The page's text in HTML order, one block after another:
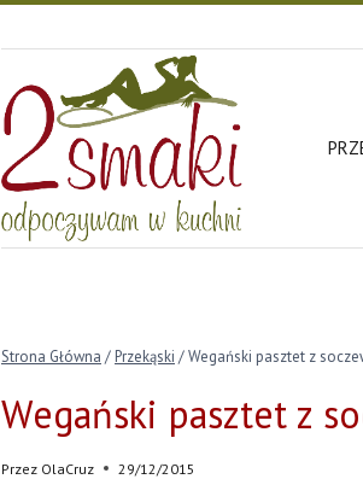
Strona Główna / Przekąski /Wegański pasztet z
Wegański pasztet z
Przez OlaCruz 29/12/2015